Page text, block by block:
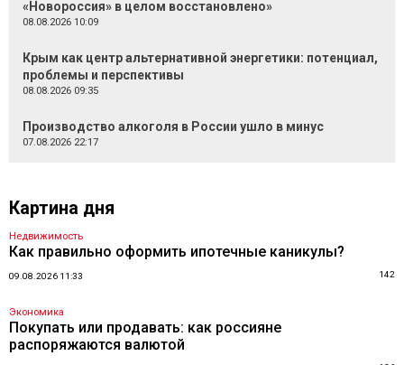
«Новороссия» в целом восстановлено»
08.08.2026 10:09
Крым как центр альтернативной энергетики: потенциал,
проблемы и перспективы
08.08.2026 09:35
Производство алкоголя в России ушло в минус
07.08.2026 22:17
Картина дня
Недвижимость
Как правильно оформить ипотечные каникулы?
09.08.2026 11:33 142
Экономика
Покупать или продавать: как россияне
распоряжаются валютой